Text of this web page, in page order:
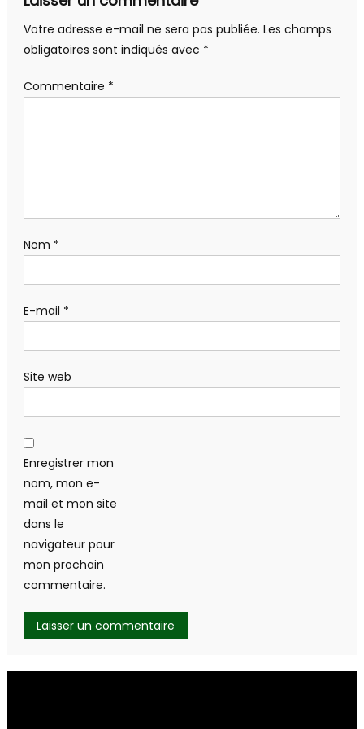
Votre adresse e-mail ne sera pas publiée. Les champs
obligatoires sont indiqués avec *
Commentaire *
Nom *
E-mail *
Site web
Enregistrer mon
nom, mon e-
mail et mon site
dans le
navigateur pour
mon prochain
commentaire.